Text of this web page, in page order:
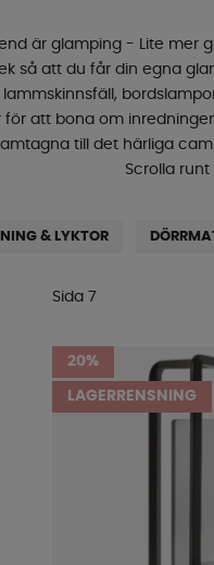
är glamping - Lite mer
så att du får din egna
för att bona om
till det härliga
Scrolla
& LYKTOR
Sida 7
20%
LAGERRENSNING